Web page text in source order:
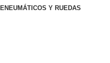
NEUMÁTICOS Y RUEDAS